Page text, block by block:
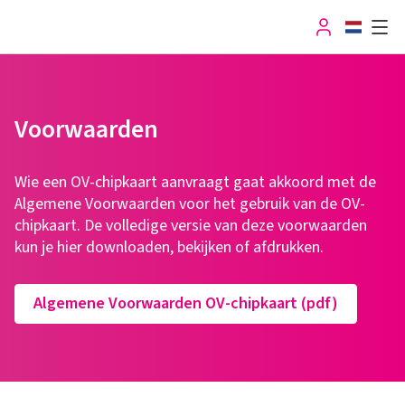
Saldo
User Menu
Voorwaarden
Wie een OV-chipkaart aanvraagt gaat akkoord met de
Algemene Voorwaarden voor het gebruik van de OV-
chipkaart. De volledige versie van deze voorwaarden
kun je hier downloaden, bekijken of afdrukken.
Algemene Voorwaarden OV-chipkaart (pdf)